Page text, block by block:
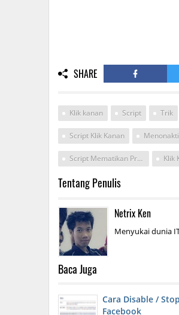
SHARE
Klik kanan Script Trik
Script Klik Kanan
Script Mematikan Proxymiti Klik
Tentang Penulis
Netrix Ken
Menyukai dunia
Baca Juga
Cara Disable /
Facebook